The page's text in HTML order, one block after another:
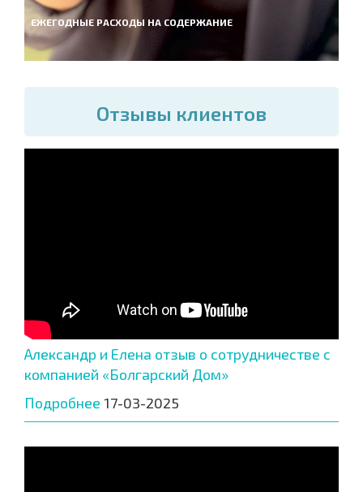
ЕЖЕГОДНЫЕ РАСХОДЫ НА СОДЕРЖАНИЕ
Отзывы клиентов
Александр и Елена отзыв о сотрудничестве с
компанией «Болгарский Дом»
Подробнее 17-03-2025